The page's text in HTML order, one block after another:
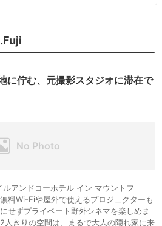
に佇む、元撮影スタジオに滞在で
アンドコーホテル イン マウントフ
料Wi-Fiや屋外で使えるプロジェクターも
せずプライベート野外シネマを楽しめま
人きりの空間は、まるで大人の隠れ家に来